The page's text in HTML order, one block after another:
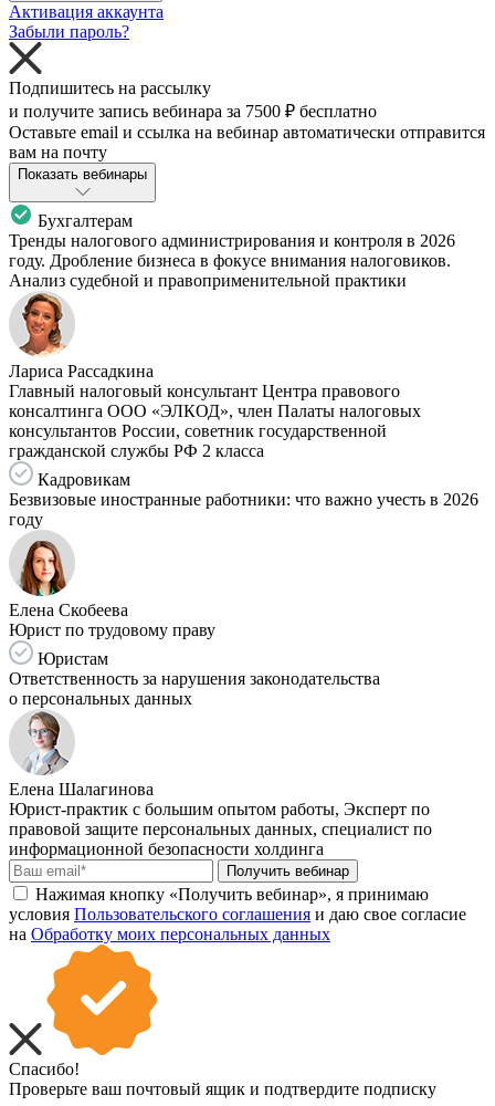
Активация аккаунта
Забыли пароль?
Подпишитесь на рассылку
и получите запись вебинара за 7500 ₽ бесплатно
Оставьте email и ссылка на вебинар автоматически отправится
вам на почту
Показать вебинары
Бухгалтерам
Тренды налогового администрирования и контроля в 2026
году. Дробление бизнеса в фокусе внимания налоговиков.
Анализ судебной и правоприменительной практики
Лариса Рассадкина
Главный налоговый консультант Центра правового
консалтинга ООО «ЭЛКОД», член Палаты налоговых
консультантов России, советник государственной
гражданской службы РФ 2 класса
Кадровикам
Безвизовые иностранные работники: что важно учесть в 2026
году
Елена Скобеева
Юрист по трудовому праву
Юристам
Ответственность за нарушения законодательства
о персональных данных
Елена Шалагинова
Юрист-практик с большим опытом работы, Эксперт по
правовой защите персональных данных, специалист по
информационной безопасности холдинга
Получить вебинар
Нажимая кнопку «Получить вебинар», я принимаю
условия Пользовательского соглашения и даю свое согласие
на Обработку моих персональных данных
Спасибо!
Проверьте ваш почтовый ящик и подтвердите подписку